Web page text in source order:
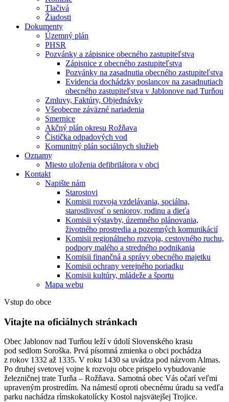
Tlačivá
Žiadosti
Dokumenty
Územný plán
PHSR
Pozvánky a zápisnice obecného zastupiteľstva
Zápisnice z obecného zastupiteľstva
Pozvánky na zasadnutia obecného zastupiteľstva
Evidencia dochádzky poslancov na zasadnutiach
obecného zastupiteľstva v Jablonove nad Turňou
Zmluvy, Faktúry, Objednávky
Všeobecne záväzné nariadenia
Smernice
Akčný plán okresu Rožňava
Čistička odpadových vod
Komunitný plán sociálnych služieb
Oznamy
Miesto uloženia defibrilátora v obci
Kontakt
Napište nám
Starostovi
Komisii rozvoja vzdelávania, sociálna,
starostlivosť o seniorov, rodinu a dieťa
Komisii výstavby, územného plánovania,
životného prostredia a pozemných komunikácií
Komisii regionálneho rozvoja, cestovného ruchu,
podpory malého a stredného podnikania
Komisii finančná a správy obecného majetku
Komisii ochrany verejného poriadku
Komisii kultúry, mládeže a športu
Mapa webu
Vstup do obce
Vitajte na oficiálnych stránkach
Obec Jablonov nad Turňou leží v údolí Slovenského krasu
pod sedlom Soroška. Prvá písomná zmienka o obci pochádza
z rokov 1332 až 1335. V roku 1430 sa uvádza pod názvom Almas.
Po druhej svetovej vojne k rozvoju obce prispelo vybudovanie
železničnej trate Turňa – Rožňava. Samotná obec Vás očarí veľmi
upraveným prostredím. Na námestí oproti obecnému úradu sa vedľa
parku nachádza rímskokatolícky Kostol najsvätejšej Trojice.